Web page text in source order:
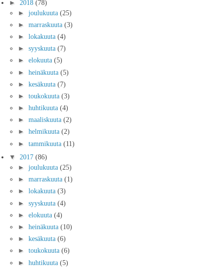
► 2018 (78)
► joulukuuta (25)
► marraskuuta (3)
► lokakuuta (4)
► syyskuuta (7)
► elokuuta (5)
► heinäkuuta (5)
► kesäkuuta (7)
► toukokuuta (3)
► huhtikuuta (4)
► maaliskuuta (2)
► helmikuuta (2)
► tammikuuta (11)
▼ 2017 (86)
► joulukuuta (25)
► marraskuuta (1)
► lokakuuta (3)
► syyskuuta (4)
► elokuuta (4)
► heinäkuuta (10)
► kesäkuuta (6)
► toukokuuta (6)
► huhtikuuta (5)